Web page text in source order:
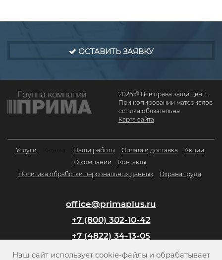
ОСТАВИТЬ ЗАЯВКУ
2026 © Все права защищены.
При копировании материалов
ссылка обязательна
Карта сайта
Услуги Наши работы Оплата и доставка
Акции
О компании
Контакты
Политика обработки персональных данных
Охрана труда
office@primaplus.ru
+7 (800) 302-10-42
+7 (4822) 34-13-05
Наш сайт использует cookie-файлы и обрабатывает